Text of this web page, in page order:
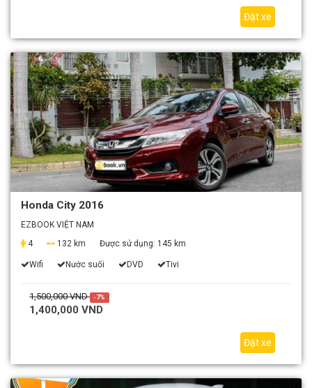
Đặt xe
Honda City 2016
EZBOOK VIỆT NAM
4
132 km Được sử dụng: 145 km
Wifi Nước suối DVD Tivi
1,500,000 VND -7%
1,400,000 VND
Đặt xe